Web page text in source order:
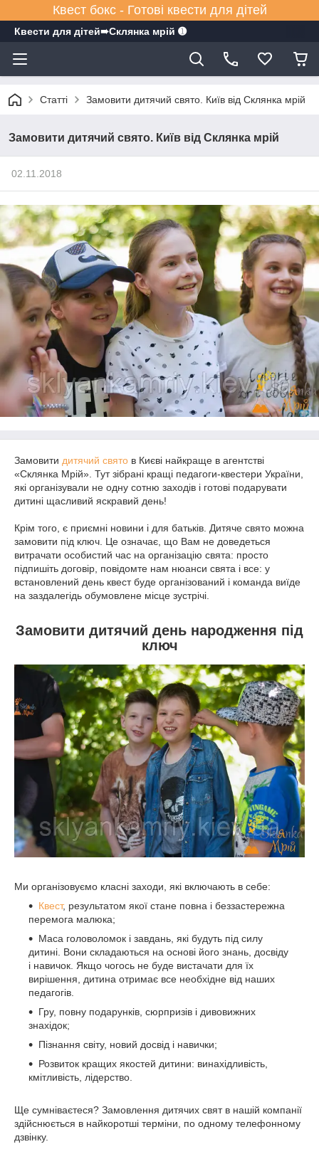
Квест бокс - Готові квести для дітей
Квести для дітей➠Склянка мрiй ➊
Статті Замовити дитячий свято. Київ від Склянка мрій
Замовити дитячий свято. Київ від Склянка мрій
02.11.2018
Замовити дитячий свято в Києві найкраще в агентстві
«Склянка Мрій». Тут зібрані кращі педагоги-квестери України,
які організували не одну сотню заходів і готові подарувати
дитині щасливий яскравий день!
Крім того, є приємні новини і для батьків. Дитяче свято можна
замовити під ключ. Це означає, що Вам не доведеться
витрачати особистий час на організацію свята: просто
підпишіть договір, повідомте нам нюанси свята і все: у
встановлений день квест буде організований і команда виїде
на заздалегідь обумовлене місце зустрічі.
Замовити дитячий день народження під
ключ
Ми організовуємо класні заходи, які включають в себе:
Квест, результатом якої стане повна і беззастережна
перемога малюка;
Маса головоломок і завдань, які будуть під силу
дитині. Вони складаються на основі його знань, досвіду
і навичок. Якщо чогось не буде вистачати для їх
вирішення, дитина отримає все необхідне від наших
педагогів.
Гру, повну подарунків, сюрпризів і дивовижних
знахідок;
Пізнання світу, новий досвід і навички;
Розвиток кращих якостей дитини: винахідливість,
кмітливість, лідерство.
Ще сумніваєтеся? Замовлення дитячих свят в нашій компанії
здійснюється в найкоротші терміни, по одному телефонному
дзвінку.